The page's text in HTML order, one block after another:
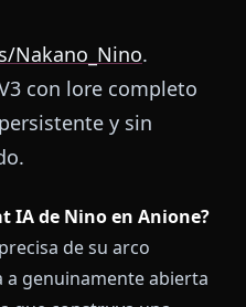
Nakano_Nino.
con lore completo
y sin
IA de Nino en Anione?
de su arco
genuinamente abierta